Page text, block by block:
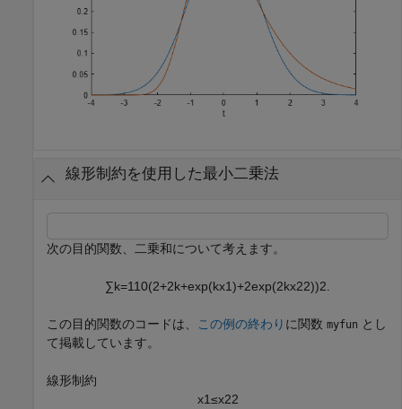
線形制約を使用した最小二乗法
次の目的関数、二乗和について考えます。
∑k=110(2+2k+exp(kx1)+2exp(2kx22))2
この目的関数のコードは、 この例の終わり に関数 myfun とし
て掲載しています。
線形制約
x1≤x22